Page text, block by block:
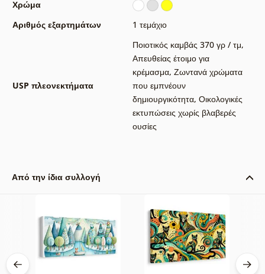
Χρώμα
Αριθμός εξαρτημάτων
1 τεμάχιο
USP πλεονεκτήματα
Ποιοτικός καμβάς 370 γρ / τμ,
Απευθείας έτοιμο για
κρέμασμα, Ζωντανά χρώματα
που εμπνέουν
δημιουργικότητα, Οικολογικές
εκτυπώσεις χωρίς βλαβερές
ουσίες
Από την ίδια συλλογή